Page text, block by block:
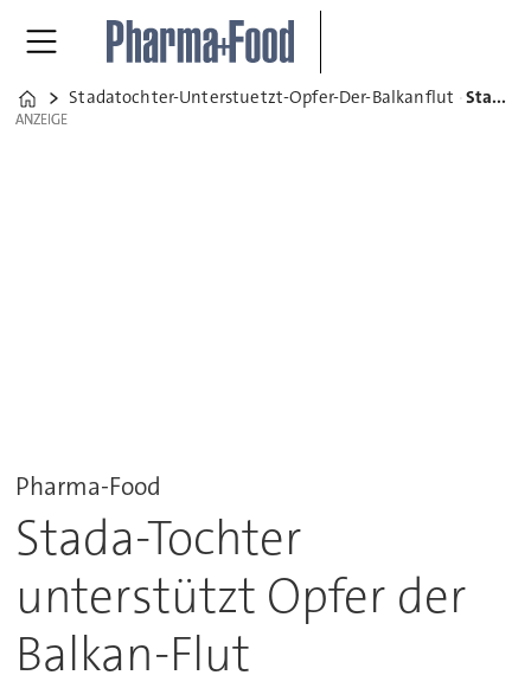
Home
Stadatochter-Unterstuetzt-Opfer-Der-Balkanflut Stada-Tochter unterstützt Opfer der Balkan-Flut
ANZEIGE
ANZEIGE
Pharma-Food
Stada-Tochter
unterstützt Opfer der
Balkan-Flut